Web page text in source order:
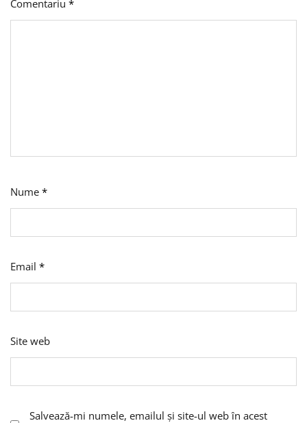
Comentariu *
Nume *
Email *
Site web
Salvează-mi numele, emailul și site-ul web în acest